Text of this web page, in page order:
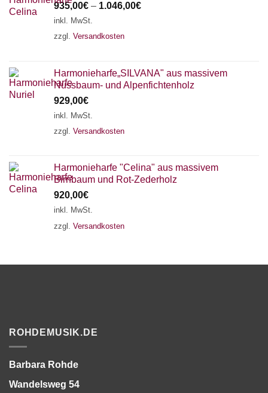
935,00€ – 1.046,00€
inkl. MwSt.
zzgl. Versandkosten
Harmonieharfe„SILVANA" aus massivem
Nussbaum- und Alpenfichtenholz
929,00€
inkl. MwSt.
zzgl. Versandkosten
Harmonieharfe "Celina" aus massivem
Birnbaum und Rot-Zederholz
920,00€
inkl. MwSt.
zzgl. Versandkosten
ROHDEMUSIK.DE
Barbara Rohde
Wandelsweg 54